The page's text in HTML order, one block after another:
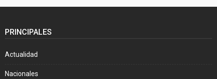
PRINCIPALES
Actualidad
Nacionales